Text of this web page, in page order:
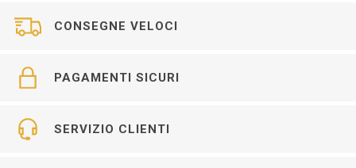
CONSEGNE VELOCI
PAGAMENTI SICURI
SERVIZIO CLIENTI